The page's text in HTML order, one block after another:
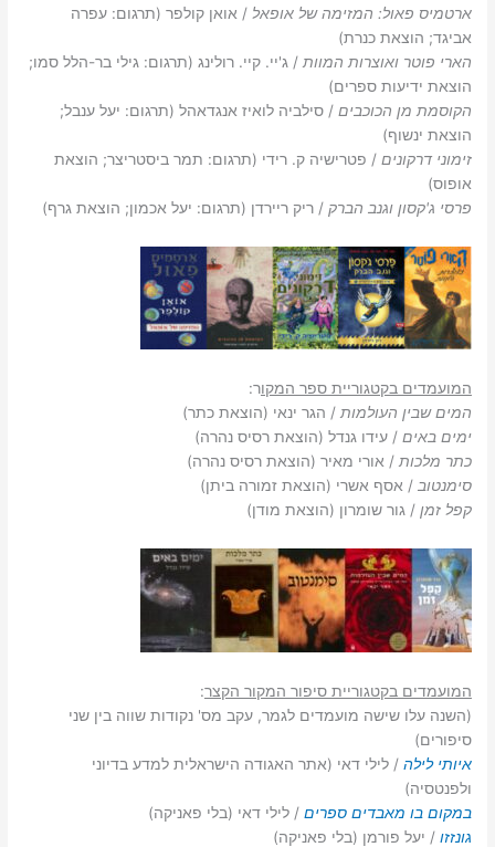
ארטמיס פאול: המזימה של אופאל / אואן קולפר (תרגום: עפרה
אביגד; הוצאת כנרת)
הארי פוטר ואוצרות המוות / ג'יי. קיי. רולינג (תרגום: גילי בר-הלל סמו;
הוצאת ידיעות ספרים)
הקוסמת מן הכוכבים / סילביה לואיז אנגדאהל (תרגום: יעל ענבל;
הוצאת ינשוף)
זימוני דרקונים / פטרישיה ק. רידי (תרגום: תמר ביסטריצר; הוצאת
אופוס)
פרסי ג'קסון וגנב הברק / ריק ריירדן (תרגום: יעל אכמון; הוצאת גרף)
המועמדים בקטגוריית ספר המקור:
המים שבין העולמות / הגר ינאי (הוצאת כתר)
ימים באים / עידו גנדל (הוצאת רסיס נהרה)
כתר מלכות / אורי מאיר (הוצאת רסיס נהרה)
סימנטוב / אסף אשרי (הוצאת זמורה ביתן)
קפל זמן / גור שומרון (הוצאת מודן)
המועמדים בקטגוריית סיפור המקור הקצר:
(השנה עלו שישה מועמדים לגמר, עקב מס' נקודות שווה בין שני
סיפורים)
איותי לילה / לילי דאי (אתר האגודה הישראלית למדע בדיוני
ולפנטסיה)
במקום בו מאבדים ספרים / לילי דאי (בלי פאניקה)
גונזזו / יעל פורמן (בלי פאניקה)